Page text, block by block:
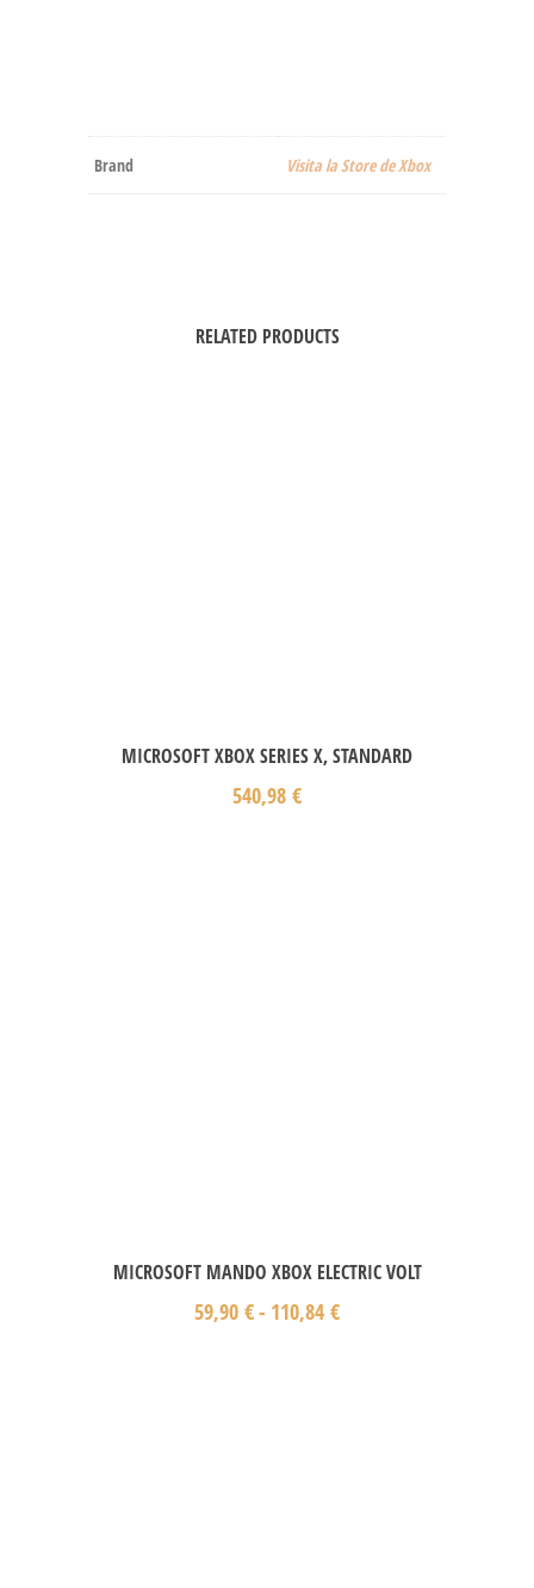
Brand Visita la Store de Xbox
RELATED PRODUCTS
MICROSOFT XBOX SERIES X, STANDARD
540,98 €
MICROSOFT MANDO XBOX ELECTRIC VOLT
59,90 €- 110,84 €